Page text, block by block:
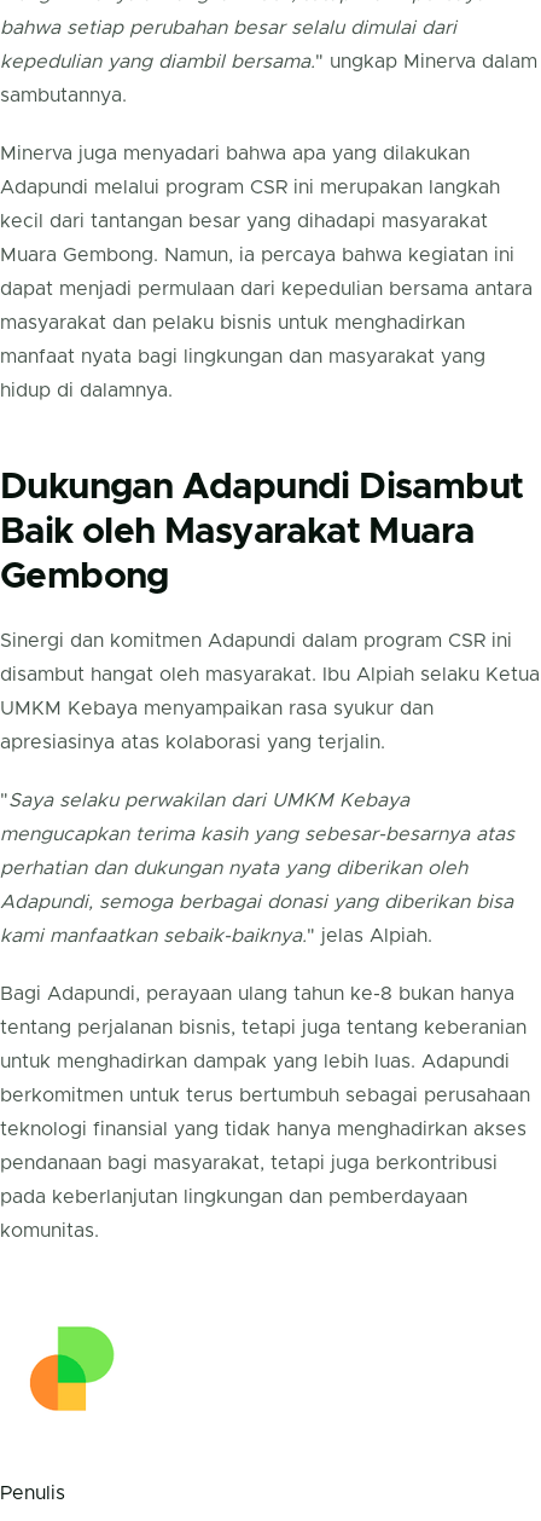
bahwa setiap perubahan besar selalu dimulai dari
kepedulian yang diambil bersama." ungkap Minerva dalam
sambutannya.
Minerva juga menyadari bahwa apa yang dilakukan
Adapundi melalui program CSR ini merupakan langkah
kecil dari tantangan besar yang dihadapi masyarakat
Muara Gembong. Namun, ia percaya bahwa kegiatan ini
dapat menjadi permulaan dari kepedulian bersama antara
masyarakat dan pelaku bisnis untuk menghadirkan
manfaat nyata bagi lingkungan dan masyarakat yang
hidup di dalamnya.
Dukungan Adapundi Disambut
Baik oleh Masyarakat Muara
Gembong
Sinergi dan komitmen Adapundi dalam program CSR ini
disambut hangat oleh masyarakat. Ibu Alpiah selaku Ketua
UMKM Kebaya menyampaikan rasa syukur dan
apresiasinya atas kolaborasi yang terjalin.
"Saya selaku perwakilan dari UMKM Kebaya
mengucapkan terima kasih yang sebesar-besarnya atas
perhatian dan dukungan nyata yang diberikan oleh
Adapundi, semoga berbagai donasi yang diberikan bisa
kami manfaatkan sebaik-baiknya." jelas Alpiah.
Bagi Adapundi, perayaan ulang tahun ke-8 bukan hanya
tentang perjalanan bisnis, tetapi juga tentang keberanian
untuk menghadirkan dampak yang lebih luas. Adapundi
berkomitmen untuk terus bertumbuh sebagai perusahaan
teknologi finansial yang tidak hanya menghadirkan akses
pendanaan bagi masyarakat, tetapi juga berkontribusi
pada keberlanjutan lingkungan dan pemberdayaan
komunitas.
Penulis